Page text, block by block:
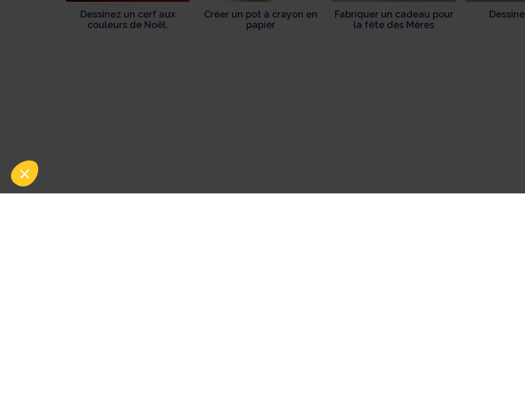
Dessinez un cerf aux
couleurs de Noël.
Créer un pot à crayon en
papier
Fabriquer un cadeau pour
la fête des Mères